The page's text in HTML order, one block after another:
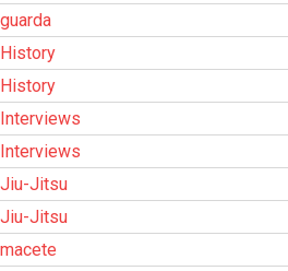
guarda
History
History
Interviews
Interviews
Jiu-Jitsu
Jiu-Jitsu
macete